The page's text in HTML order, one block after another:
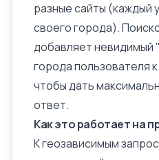
разные сайты (каждый
своего города).
добавляет невидимый
города пользователя
чтобы дать
ответ.
Как это работает на
К геозависимым